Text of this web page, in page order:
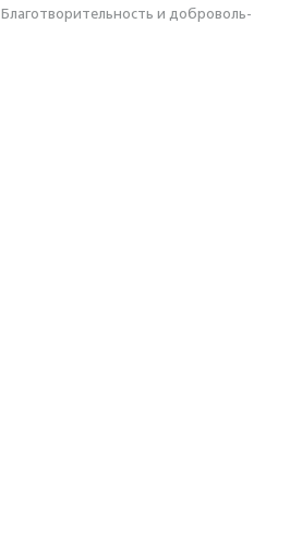
Благотвори­тель­ность и доброволь­